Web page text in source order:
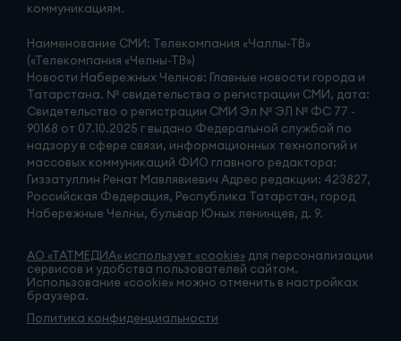
коммуникациям.
Наименование СМИ: Телекомпания «Чаллы-ТВ»
(«Телекомпания «Челны-ТВ»)
Новости Набережных Челнов: Главные новости города и
Татарстана. № свидетельства о регистрации СМИ, дата:
Свидетельство о регистрации СМИ Эл № ЭЛ № ФС 77 -
90168 от 07.10.2025 г выдано Федеральной службой по
надзору в сфере связи, информационных технологий и
массовых коммуникаций ФИО главного редактора:
Гиззатуллин Ренат Мавлявиевич Адрес редакции: 423827,
Российская Федерация, Республика Татарстан, город
Набережные Челны, бульвар Юных ленинцев, д. 9.
АО «ТАТМЕДИА» использует «cookie» для персонализации
сервисов и удобства пользователей сайтом.
Использование «cookie» можно отменить в настройках
браузера.
Политика конфиденциальности